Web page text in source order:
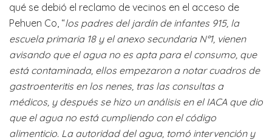
qué se debió el reclamo de vecinos en el acceso de
Pehuen Co, “los padres del jardín de infantes 915, la
escuela primaria 18 y el anexo secundaria N°1, vienen
avisando que el agua no es apta para el consumo, que
está contaminada, ellos empezaron a notar cuadros de
gastroenteritis en los nenes, tras las consultas a
médicos, y después se hizo un análisis en el IACA que dio
que el agua no está cumpliendo con el código
alimenticio. La autoridad del agua, tomó intervención y